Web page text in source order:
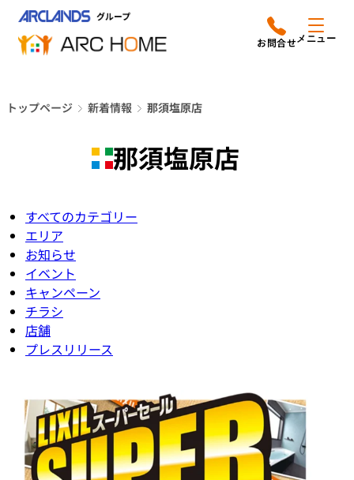
ッ
アークホームについて
施工事例
よみもの
会社情報
オーナー向け会員サービス
よくあるご質問
サイトマップ
採用情報はこちら
メニュー
営業時間は
平日9時から18時までと
電話をかける
トップページ 新着情報 那須塩原店
那須塩原店
すべてのカテゴリー
エリア
お知らせ
イベント
キャンペーン
チラシ
店舗
プレスリリース